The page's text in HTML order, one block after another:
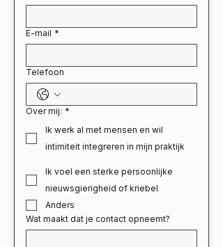
E-mail *
Telefoon
Over mij: *
Ik werk al met mensen en wil
intimiteit integreren in mijn praktijk
Ik voel een sterke persoonlijke
nieuwsgierigheid of kriebel
Anders
Wat maakt dat je contact opneemt?